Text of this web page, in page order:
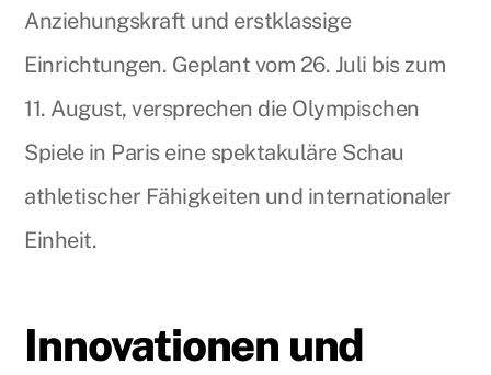
Anziehungskraft und erstklassige
Einrichtungen. Geplant vom 26. Juli bis zum
11. August, versprechen die Olympischen
Spiele in Paris eine spektakuläre Schau
athletischer Fähigkeiten und internationaler
Einheit.
Innovationen und